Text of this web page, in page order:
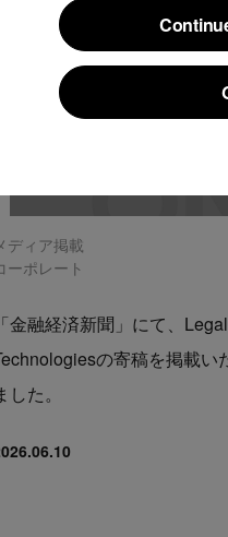
ディア掲載
ーポレート
「金融経済新聞」にて、
の寄稿を掲載い
した。